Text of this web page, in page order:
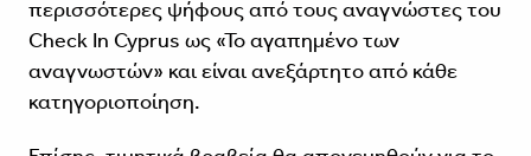
περισσότερες ψήφους από τους αναγνώστες του
Check In Cyprus ως «Το αγαπημένο των
αναγνωστών» και είναι ανεξάρτητο από κάθε
κατηγοριοποίηση.